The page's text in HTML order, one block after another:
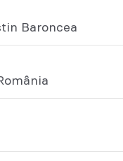
Baroncea